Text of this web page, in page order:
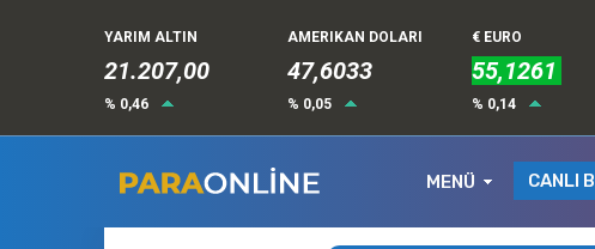
YARIM ALTIN
21.207,00
% 0,46
AMERIKAN DOLARI
47,6033
% 0,05
€ EURO
55,1261
% 0,14
MENÜ CANLI